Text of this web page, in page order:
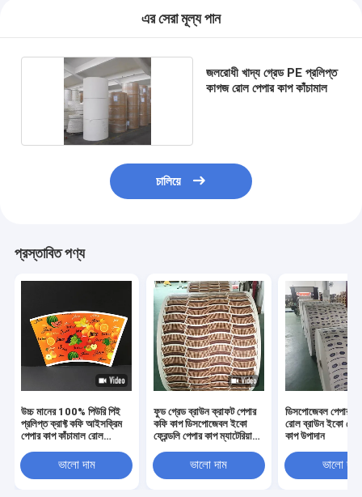
এর সেরা মূল্য পান
জলরোধী খাদ্য গ্রেড PE প্রলিপ্ত
কাগজ রোল পেপার কাপ কাঁচামাল
চালিয়ে
প্রস্তাবিত পণ্য
উচ্চ মানের 100% পিউরি পিই
প্রলিপ্ত ক্রাফ্ট কফি আইসক্রিম
পেপার কাপ কাঁচামাল রোল
ভালো দাম
ফুড গ্রেড ব্রাউন ক্রাফট পেপার
কফি কাপ ডিসপোজেবল ইকো
ফ্রেন্ডলি পেপার কাপ ম্যাটেরিয়াল
ভালো দাম
ডিসপোজেবল পেপার
রোল ব্রাউন ইকো
কাপ উপাদান
ভালো দাম